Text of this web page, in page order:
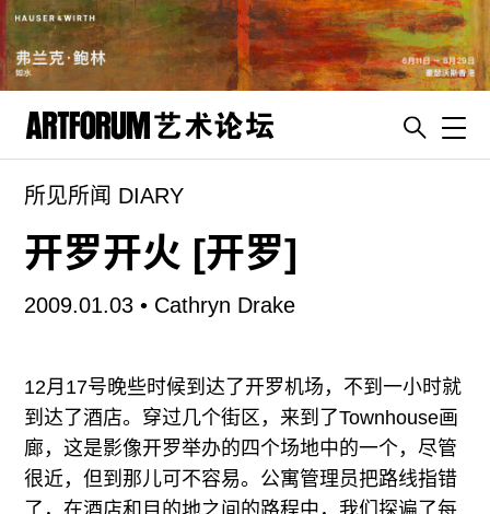
artguide
新闻
展评
杂志
视频
ENGLISH
ART & EDUCATION
广告
所见所闻 DIARY
开罗开火 [开罗]
2009.01.03 • Cathryn Drake
12月17号晚些时候到达了开罗机场，不到一小时就
到达了酒店。穿过几个街区，来到了Townhouse画
廊，这是影像开罗举办的四个场地中的一个，尽管
很近，但到那儿可不容易。公寓管理员把路线指错